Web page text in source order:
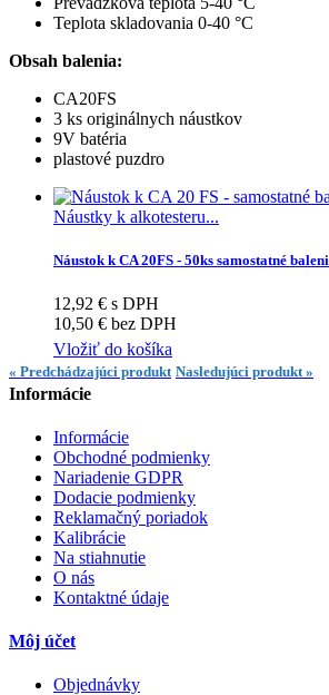
Teplota skladovania 0-40 °C
Obsah balenia:
CA20FS
3 ks originálnych náustkov
9V batéria
plastové puzdro
Náustky k alkotesteru...
Náustok k CA 20FS - 50ks samostatné
12,92 € s DPH
10,50 € bez DPH
Vložiť do košíka
« Predchádzajúci produkt Nasledujúci produkt »
Informácie
Informácie
Obchodné podmienky
Nariadenie GDPR
Dodacie podmienky
Reklamačný poriadok
Kalibrácie
Na stiahnutie
O nás
Kontaktné údaje
Môj účet
Objednávky